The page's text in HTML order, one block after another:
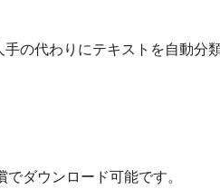
の代わりにテキストを自動分
ダウンロード可能です。